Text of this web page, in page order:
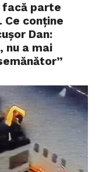
facă parte
Ce conține
Dan:
nu a mai